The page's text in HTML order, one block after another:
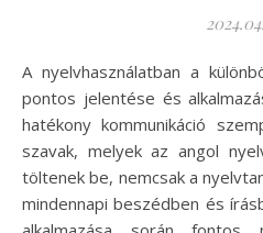
A nyelvhasználatban a különböző szavak és kifejezések
pontos jelentése és
hatékony kommunikáció
szavak, melyek az angol
töltenek be, nemcsak a
mindennapi beszédben és